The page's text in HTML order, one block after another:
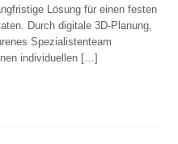
Lösung für einen festen
Durch digitale 3D-Planung,
Spezialistenteam
individuellen […]